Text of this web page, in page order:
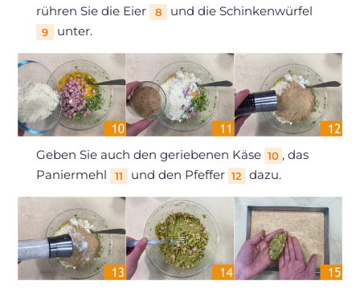
rühren Sie die Eier
8 und die Schinkenwürfel
9 unter.
Geben Sie auch den geriebenen Käse 10 , das
Paniermehl
11 und den Pfeffer 12 dazu.